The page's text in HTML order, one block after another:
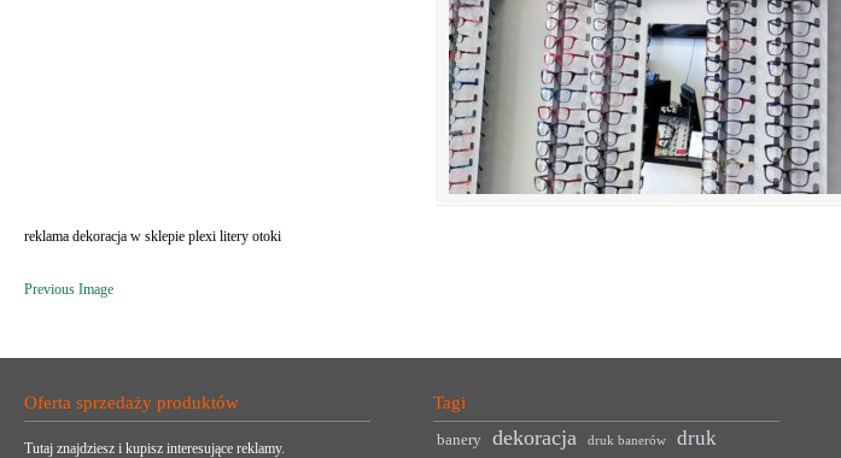
reklama dekoracja w sklepie plexi litery otoki
Previous Image
Oferta sprzedaży produktów
Tutaj znajdziesz i kupisz interesujące reklamy.
Tagi
banery dekoracja druk banerów
druk